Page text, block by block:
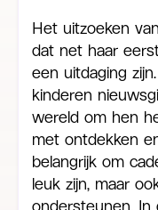
Het uitzoeken
dat net haar
een uitdaging
kinderen
wereld om hen
met ontdekken
belangrijk om
leuk zijn, maar
ondersteunen. In